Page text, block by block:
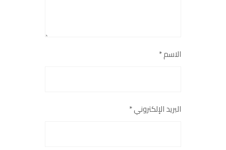
الاسم*
البريد الإلكتروني*